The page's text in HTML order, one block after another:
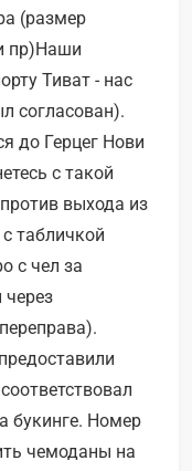
(размер
пр)Наши
Тиват - нас
согласован).
до Герцег Нови
с такой
выхода из
табличкой
с чел за
букинге. Номер
чемоданы на